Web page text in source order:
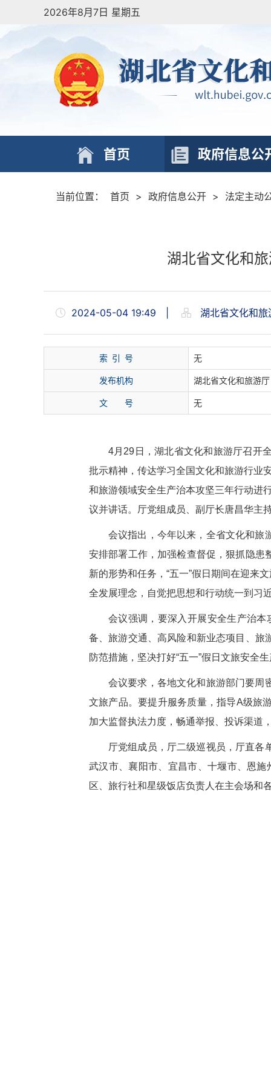
2026年8月7日 星期五
首页 政府信息公
当前位置： 首页 > 政府信息公开 > 法定主动
湖北省文化和
2024-05-04 19:49 湖北省文化和旅
索 引 号 无
发布机构 湖北省文化和旅游厅
文 号 无
4月 29 日，湖北省文化和旅游厅召开
批示精神，传达学习全国文化和旅游行业
和旅游领域安全生产治本攻坚三年行动进
议并讲话。厅党组成员、副厅长唐昌华主
会议指出， 今年以来，全省文化和旅
安排部署工作，加强检查督促，狠抓隐患
新的形势和任务， “五一”假日期间在迎来
全发展理念，自觉把思想和行动统一到习
会议强调， 要深入开展安全生产治本
备、旅游交通、高风险和新业态项目、旅
防范措施，坚决打好“五一”假日 文旅安全
会议要求，各地文化和旅游部门要周
文旅产品。要提升服务质量，指导A级旅
加大监督执法力度，畅通举报、投诉渠道
厅党组成员，厅二级巡视员，厅直各
武汉市、襄阳市、宜昌市、十堰市、恩施
区、旅行社和星级饭店负责人在主会场和